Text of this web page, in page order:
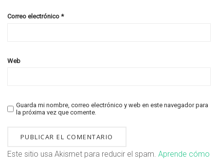
Correo electrónico *
Web
Guarda mi nombre, correo electrónico y web en este navegador para
la próxima vez que comente.
Este sitio usa Akismet para reducir el spam. Aprende cómo